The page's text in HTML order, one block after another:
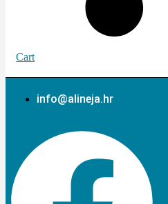
Cart
info@alineja.hr